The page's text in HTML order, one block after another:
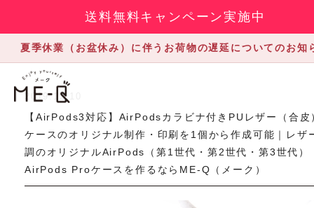
送料無料キャンペーン実施中
夏季休業（お盆休み）に伴うお荷物の遅延についてのお知
2019.12.10
【AirPods3対応】AirPodsカラビナ付きPUレザー（合皮
ケースのオリジナル制作・印刷を1個から作成可能｜レザ
調のオリジナルAirPods（第1世代・第2世代・第3世代）
AirPods Proケースを作るならME-Q（メーク）